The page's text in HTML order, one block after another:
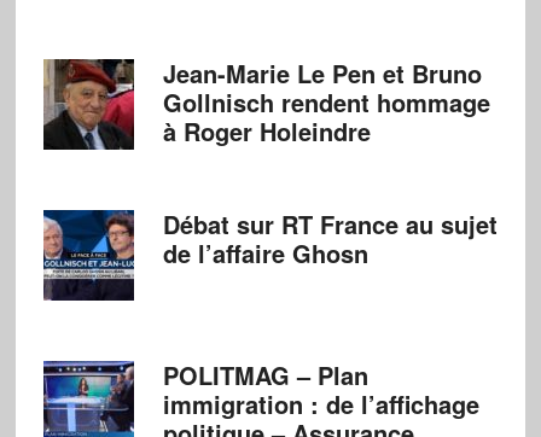
Jean-Marie Le Pen et Bruno
Gollnisch rendent hommage
à Roger Holeindre
Débat sur RT France au sujet
de l’affaire Ghosn
POLITMAG – Plan
immigration : de l’affichage